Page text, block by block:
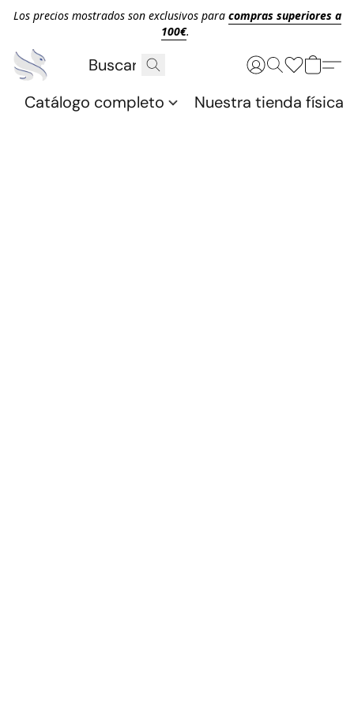
Los precios mostrados son exclusivos para compras superiores a
100€.
Catálogo completo Nuestra tienda física